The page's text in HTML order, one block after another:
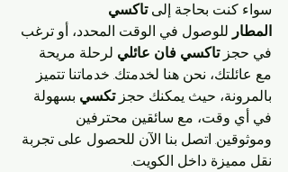
سواء كنت بحاجة إلى تاكسي
المطار للوصول في الوقت المحدد، أو ترغب
في حجز تاكسي فان عائلي لرحلة مريحة
مع عائلتك، نحن هنا لخدمتك. خدماتنا تتميز
بالمرونة، حيث يمكنك حجز تكسي بسهولة
في أي وقت، مع سائقين محترفين
وموثوقين. اتصل بنا الآن للحصول على تجربة
نقل مميزة داخل الكويت.